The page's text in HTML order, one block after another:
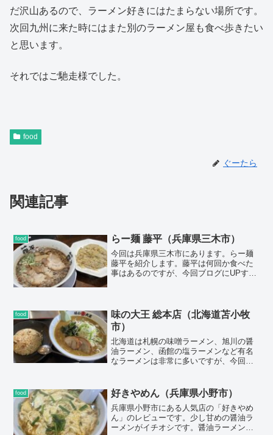
だ沢山あるので、ラーメン好きにはたまらない場所です。
次回九州に来た時にはまた別のラーメン屋も食べ歩きたい
と思います。
それではご馳走様でした。
food
ぐーたら
関連記事
food らー麺 藤平（兵庫県三木市）
今回は兵庫県三木市にあります。らー麺
藤平を紹介します。藤平は何回か食べた
事はあるのですが、今回ブログにUPする
にはどさん子ラーメンは無いのですが小
さい頃はよくあの味噌ラーメンを食べた
もんです。ペリカンのマークが懐かしい
ですね。
food
味の大王 総本店（北海道苫小牧
市）
北海道は札幌の味噌ラーメン、旭川の醤
油ラーメン、函館の塩ラーメンなど有名
なラーメンは非常に多いですが、今回は
空港からもそこまで遠くないので行きや
すいお店です。
food 好きやめん（兵庫県小野市）
兵庫県小野市にある人気店の「好きやめ
ん」のレビューです。少し甘めの醤油ラ
ーメンがイチオシです。醤油ラーメンの